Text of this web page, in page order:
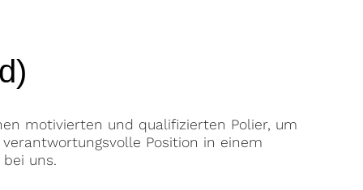
motivierten und qualifizierten Polier, um
Position in einem
uns.